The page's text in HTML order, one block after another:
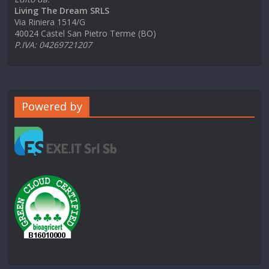
Living The Dream SRLS
Via Riniera 1514/G
40024 Castel San Pietro Terme (BO)
P.IVA: 04269721207
Powered by